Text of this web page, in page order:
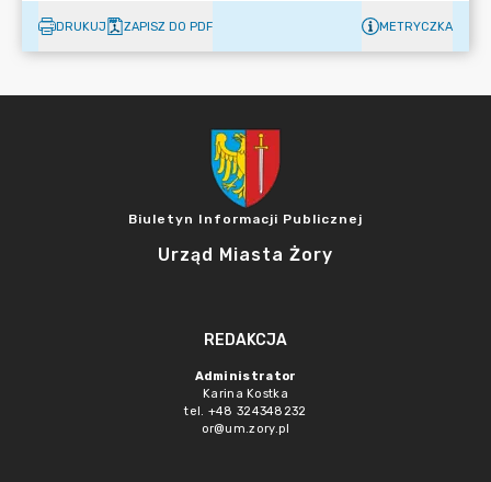
DRUKUJ ZAPISZ DO PDF METRYCZKA
Biuletyn Informacji Publicznej
Urząd Miasta Żory
REDAKCJA
Administrator
Karina Kostka
tel. +48 324348232
or@um.zory.pl